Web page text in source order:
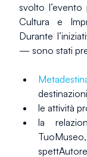
svolto
Cultura e
Durante
— sono stati
le attività
la